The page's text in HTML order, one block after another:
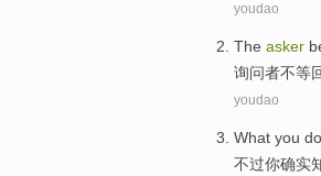
youdao
The asker
询问者不等
youdao
What you do
不过你确实